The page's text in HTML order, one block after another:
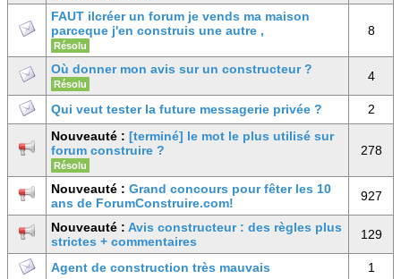
FAUT ilcréer un forum je vends ma maison
parceque j'en construis une autre ,
Résolu
8
Où donner mon avis sur un constructeur ?
Résolu
4
Qui veut tester la future messagerie privée ?
2
Nouveauté : [terminé] le mot le plus utilisé sur
forum construire ?
Résolu
278
Nouveauté : Grand concours pour fêter les 10
ans de ForumConstruire.com!
927
Nouveauté : Avis constructeur : des règles plus
strictes + commentaires
129
Agent de construction très mauvais
1